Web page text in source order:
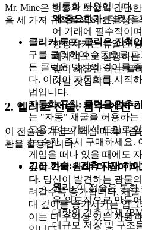
Mr. Mine은 행동과 보상의 간단
음 세 가지 규칙을 익혀 효율성
클리커 루프: 클릭은 진척
구를 클릭하여 수동으로
든 클릭은 당신의 깊이를
다. 이것이 자동화를 시작
법입니다.
자동화 규칙: 클릭을 멈추
는 "자동" 채굴을 허용하
고용 또는 기계식 드릴로
는 순간, 즉시 구매하세요.
게임을 떠나 있을 때에도
깊이-가치 원칙: 더 깊이 파
다. 당신이 발견하는 광물
려갈수록 증가합니다. 채
대 깊이를 증가시키는 업
이는 더 수익성 있는 자원
비통화 자원입니다.
왜 중요한가:티켓은
어 거래에 필수적이
향상시키는 유일한
체계적으로 실행하
깊이 채굴만 하는 플
나갈 것입니다.
2. 엘리트 전술: 점수 엔진
이 전술은 게임의 핵심 메커니
환을 활용합니다.
고급 전술: "건축 자재 하
원리:이 전술은 통화
을 의도적으로 만들
대량의 건축 자재
대규모 저장 및 구조